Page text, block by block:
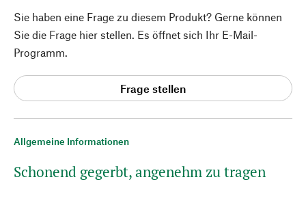
Allgemeine Informationen
Schonend gegerbt, angenehm zu tragen
Sie haben eine Frage zu diesem Produkt? Gerne können
Sie die Frage hier stellen. Es öffnet sich Ihr E-Mail-
Programm.
Frage stellen